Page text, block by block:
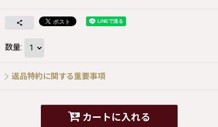
数量:
返品特約に関する重要事項
カートに入れる